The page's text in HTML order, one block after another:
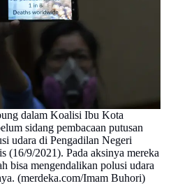
dalam Koalisi Ibu Kota
sidang pembacaan putusan
udara di Pengadilan Negeri
(16/9/2021). Pada aksinya mereka
bisa mengendalikan polusi udara
(merdeka.com/Imam Buhori)